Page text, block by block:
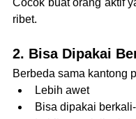
Cocok buat orang aktif
ribet.
2. Bisa Dipakai
Berbeda sama kantong
Lebih awet
Bisa dipakai